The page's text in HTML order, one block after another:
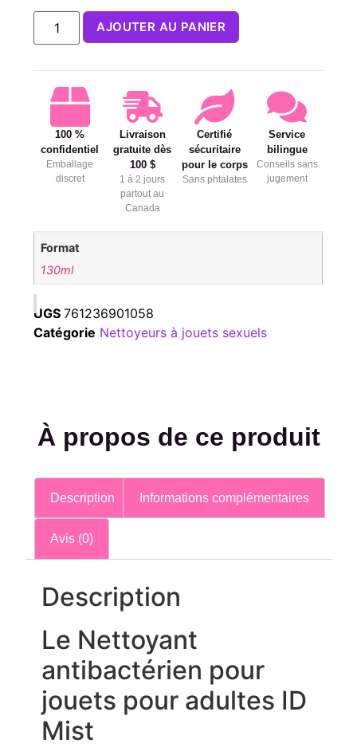
AJOUTER AU PANIER
100 %
confidentiel
Emballage
discret
Livraison
gratuite dès
100 $
1 à 2 jours
partout au
Canada
Certifié
sécuritaire
pour le corps
Sans phtalates
Service
bilingue
Conseils sans
jugement
Format
130ml
UGS761236901058
Catégorie Nettoyeurs à jouets sexuels
À propos de ce produit
Description Informations complémentaires
Avis (0)
Description
Le Nettoyant
antibactérien pour
jouets pour adultes ID
Mist